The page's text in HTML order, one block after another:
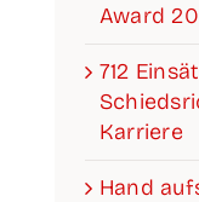
Award
712
Karriere
Hand